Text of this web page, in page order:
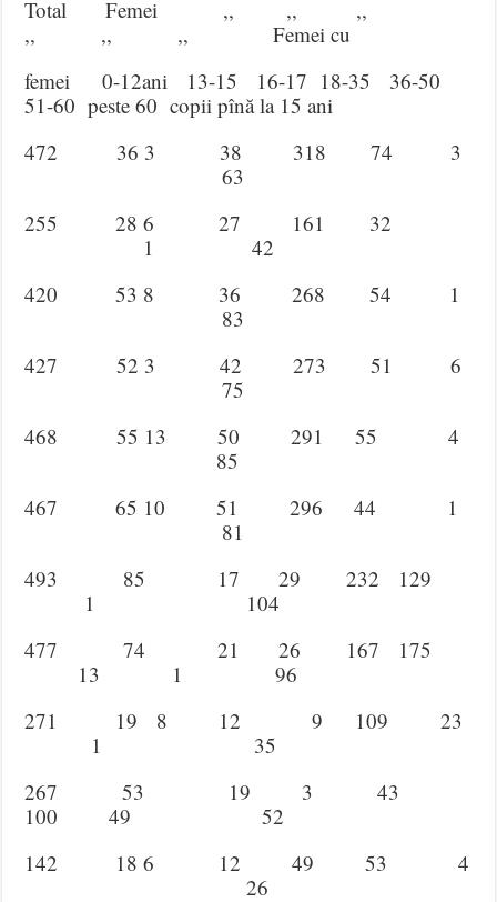
Total Femei ,, ,, ,,
,, ,, ,, Femei cu
femei 0-12ani 13-15 16-17 18-35 36-50
51-60 peste 60 copii pînă la 15 ani
472 36 3 38 318 74 3
63
255 28 6 27 161 32
1 42
420 53 8 36 268 54 1
83
427 52 3 42 273 51 6
75
468 55 13 50 291 55 4
85
467 65 10 51 296 44 1
81
493 85 17 29 232 129
1 104
477 74 21 26 167 175
13 1 96
271 19 8 12 9 109 23
1 35
267 53 19 3 43
100 49 52
142 18 6 12 49 53 4
26